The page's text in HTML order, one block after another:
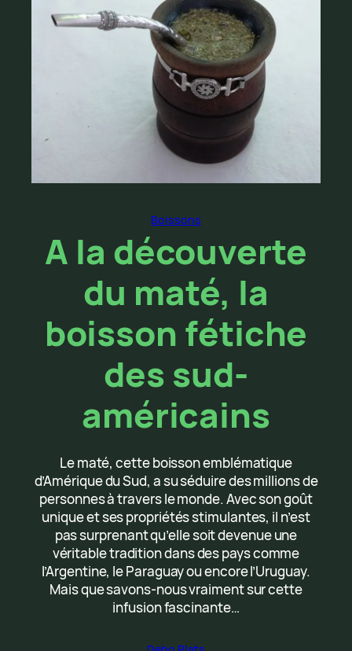
Boissons
A la découverte
du maté, la
boisson fétiche
des sud-
américains
Le maté, cette boisson emblématique
d’Amérique du Sud, a su séduire des millions de
personnes à travers le monde. Avec son goût
unique et ses propriétés stimulantes, il n’est
pas surprenant qu’elle soit devenue une
véritable tradition dans des pays comme
l’Argentine, le Paraguay ou encore l’Uruguay.
Mais que savons-nous vraiment sur cette
infusion fascinante…